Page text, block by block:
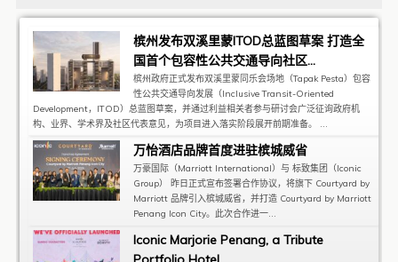
槟州发布双溪里蒙ITOD总蓝图草案 打造全
国首个包容性公共交通导向社区...
槟州政府正式发布双溪里蒙同乐会场地（Tapak Pesta）包容
性公共交通导向发展（Inclusive Transit-Oriented
Development，ITOD）总蓝图草案，并通过利益相关者参与研讨会广泛征询政府机
构、业界、学术界及社区代表意见，为项目进入落实阶段展开前期准备。 ...
万怡酒店品牌首度进驻槟城威省
万豪国际（Marriott International）与 标致集团（Iconic
Group） 昨日正式宣布签署合作协议，将旗下 Courtyard by
Marriott 品牌引入槟城威省，并打造 Courtyard by Marriott
Penang Icon City。此次合作进一...
Iconic Marjorie Penang, a Tribute